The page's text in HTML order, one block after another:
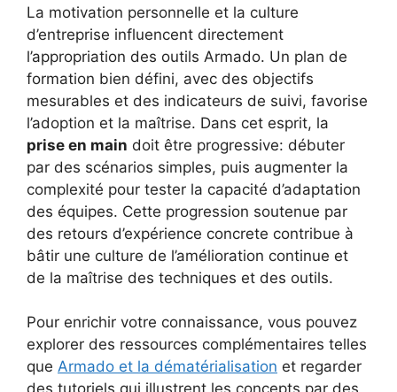
La motivation personnelle et la culture
d’entreprise influencent directement
l’appropriation des outils Armado. Un plan de
formation bien défini, avec des objectifs
mesurables et des indicateurs de suivi, favorise
l’adoption et la maîtrise. Dans cet esprit, la
prise en main doit être progressive: débuter
par des scénarios simples, puis augmenter la
complexité pour tester la capacité d’adaptation
des équipes. Cette progression soutenue par
des retours d’expérience concrete contribue à
bâtir une culture de l’amélioration continue et
de la maîtrise des techniques et des outils.
Pour enrichir votre connaissance, vous pouvez
explorer des ressources complémentaires telles
que Armado et la dématérialisation et regarder